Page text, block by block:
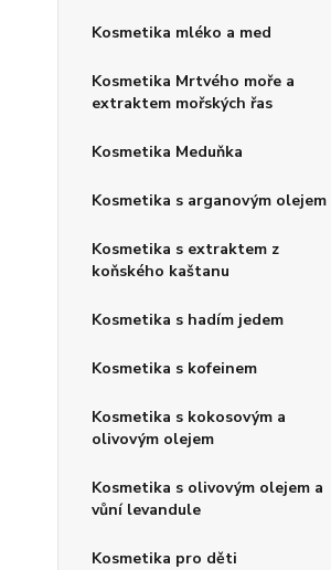
Kosmetika mléko a med
Kosmetika Mrtvého moře a
extraktem mořských řas
Kosmetika Meduňka
Kosmetika s arganovým olejem
Kosmetika s extraktem z
koňského kaštanu
Kosmetika s hadím jedem
Kosmetika s kofeinem
Kosmetika s kokosovým a
olivovým olejem
Kosmetika s olivovým olejem a
vůní levandule
Kosmetika pro děti